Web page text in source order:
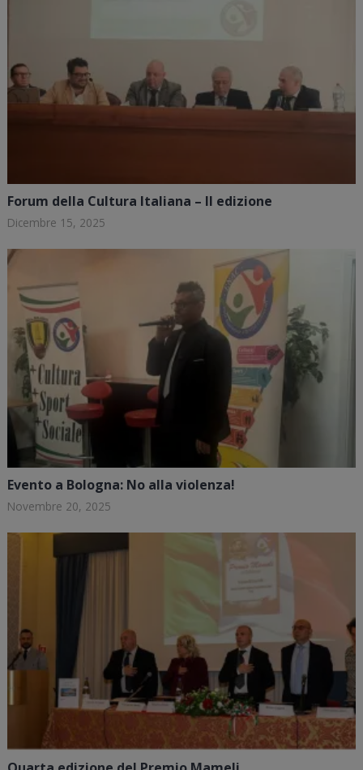
Forum della Cultura Italiana – II edizione
Dicembre 15, 2025
Evento a Bologna: No alla violenza!
Novembre 20, 2025